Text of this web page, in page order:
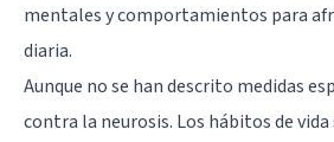
mentales y comportamientos para
diaria.
Aunque no se han descrito medidas
contra la neurosis. Los hábitos de